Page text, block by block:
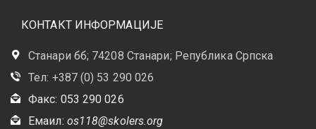
КОНТАКТ ИНФОРМАЦИЈЕ
Станари бб; 74208 Станари; Република Српска
Тел: +387 (0) 53 290 026
Факс: 053 290 026
Емаил: os118@skolers.org